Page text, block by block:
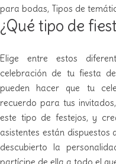
para bodas, Tipos de
¿Qué tipo de
Elige entre estos
celebración de tu fiesta
pueden hacer que tu
recuerdo para tus
este tipo de festejos, y
asistentes están
descubierto la